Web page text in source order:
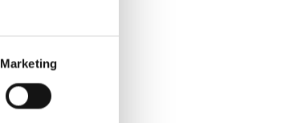
Marketing